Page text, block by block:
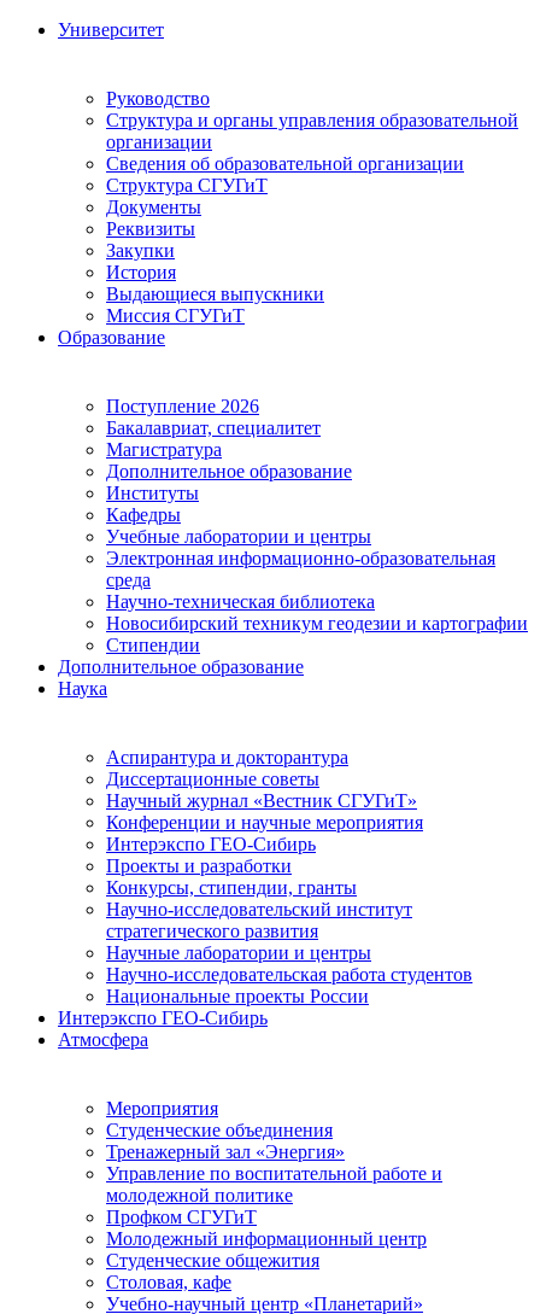
Университет
Руководство
Структура и органы управления образовательной
организации
Сведения об образовательной организации
Структура СГУГиТ
Документы
Реквизиты
Закупки
История
Выдающиеся выпускники
Миссия СГУГиТ
Образование
Поступление 2026
Бакалавриат, специалитет
Магистратура
Дополнительное образование
Институты
Кафедры
Учебные лаборатории и центры
Электронная информационно-образовательная
среда
Научно-техническая библиотека
Новосибирский техникум геодезии и картографии
Стипендии
Дополнительное образование
Наука
Аспирантура и докторантура
Диссертационные советы
Научный журнал «Вестник СГУГиТ»
Конференции и научные мероприятия
Интерэкспо ГЕО-Сибирь
Проекты и разработки
Конкурсы, стипендии, гранты
Научно-исследовательский институт
стратегического развития
Научные лаборатории и центры
Научно-исследовательская работа студентов
Национальные проекты России
Интерэкспо ГЕО-Сибирь
Атмосфера
Мероприятия
Студенческие объединения
Тренажерный зал «Энергия»
Управление по воспитательной работе и
молодежной политике
Профком СГУГиТ
Молодежный информационный центр
Студенческие общежития
Столовая, кафе
Учебно-научный центр «Планетарий»